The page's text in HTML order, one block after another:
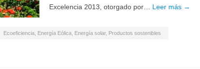
Excelencia 2013, otorgado por… Leer más →
Ecoeficiencia Energía Eólica Energía solar, Productos sostenibles